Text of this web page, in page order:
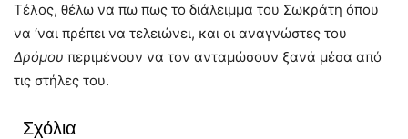
Τέλος, θέλω να πω πως το διάλειμμα του Σωκράτη όπου
να ‘ναι πρέπει να τελειώνει, και οι αναγνώστες του
Δρόμου περιμένουν να τον ανταμώσουν ξανά μέσα από
τις στήλες του.
Σχόλια